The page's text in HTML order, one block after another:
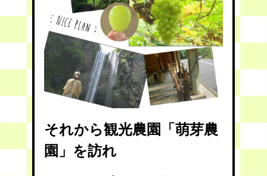
それから観光農園「萌芽農
園」を訪れ